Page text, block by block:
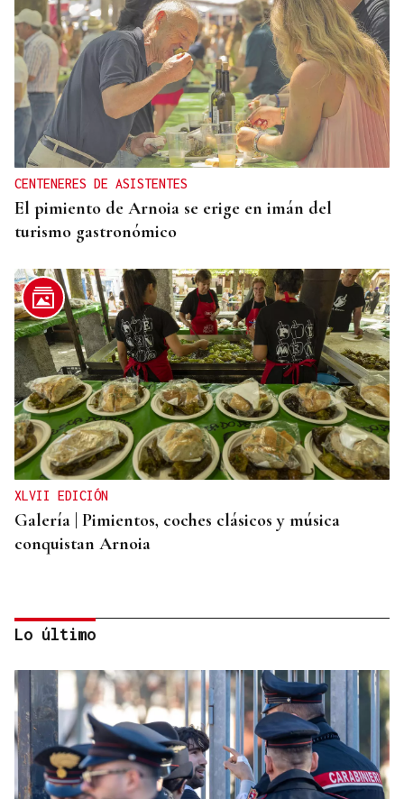
CENTENERES DE ASISTENTES
El pimiento de Arnoia se erige en imán del
turismo gastronómico
XLVII EDICIÓN
Galería | Pimientos, coches clásicos y música
conquistan Arnoia
Lo último